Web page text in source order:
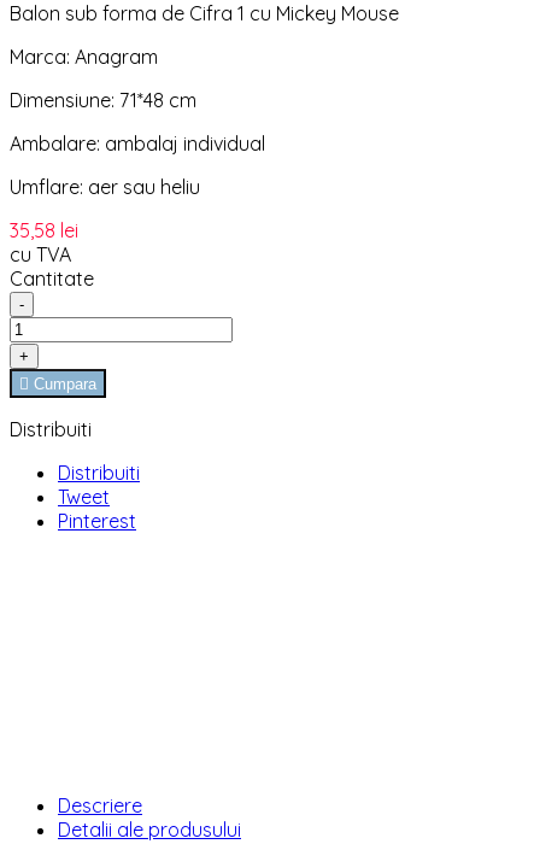
Balon sub forma de Cifra 1 cu Mickey Mouse
Marca: Anagram
Dimensiune: 71*48 cm
Ambalare: ambalaj individual
Umflare: aer sau heliu
35,58 lei
cu TVA
Cantitate
-
+
 Cumpara
Distribuiti
Distribuiti
Tweet
Pinterest
Descriere
Detalii ale produsului